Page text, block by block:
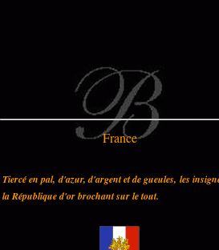
France
Tiercé en pal, d'azur, d'argent et de gueules, les
la République d'or brochant sur le tout.